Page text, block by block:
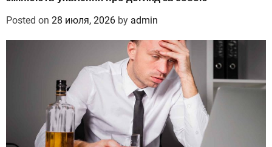
Posted on 28 июля, 2026 by admin